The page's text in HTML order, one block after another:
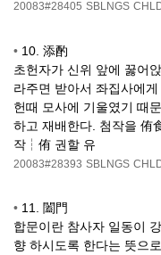
20083#28405 SBLNGS
• 10. 添酌
초헌자가 신위 앞에 꿇어
라주면 받아서 좌집사에
헌때 모사에 기울였기 때
하고 재배한다. 첨작을
작┆侑 권할 유
20083#28393 SBLNGS
• 11. 闔門
합문이란 참사자 일동이
향 하시도록 한다는 뜻으